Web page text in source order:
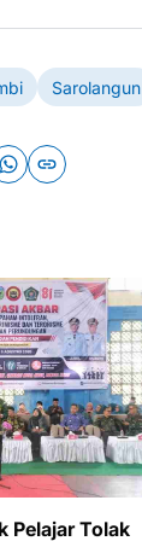
Sarolangun
Pelajar Tolak